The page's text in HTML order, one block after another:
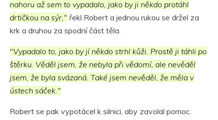
nahoru až sem to vypadalo, jako by ji někdo protáhl
drtičkou na sýr," řekl Robert a jednou rukou se držel za
krk a druhou za spodní část těla.
"Vypadalo to, jako by jí někdo strhl kůži. Prostě ji táhli po
štěrku. Věděl jsem, že nebyla při vědomí, ale nevěděl
jsem, že byla svázaná. Také jsem nevěděl, že měla v
ústech sáček."
Robert se pak vypotácel k silnici, aby zavolal pomoc.